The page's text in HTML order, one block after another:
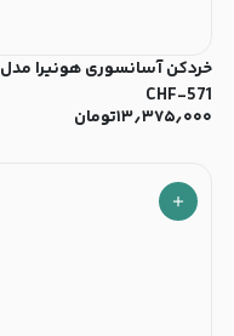
خردکن آسانسوری هونیرا مدل
CHF-571
۱۳٫۳۷۵٫۰۰۰تومان